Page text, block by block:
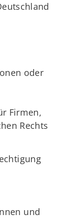
oder
Firmen,
Rechts
und